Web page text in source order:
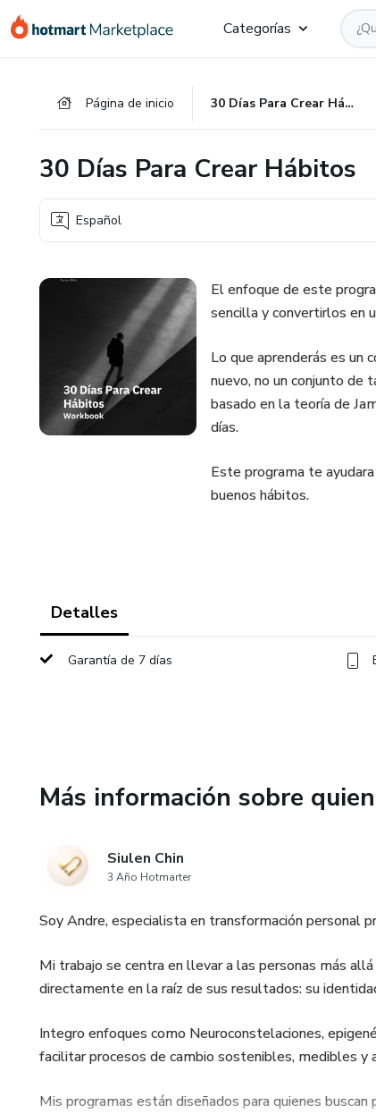
Categorías
Página de inicio 30 Días Para Crear Hábitos
30 Días Para Crear Hábitos
Español
El enfoque de este
sencilla y convertirlos en
Lo que aprenderás es un
nuevo, no un conjunto de
basado en la teoría de
días.
Este programa te
buenos hábitos.
Detalles
Garantía de 7 días
Más información sobre
Siulen Chin
3 Año Hotmarter
Soy Andre, especialista en transformación personal
Mi trabajo se centra en llevar a las personas más
directamente en la raíz de sus resultados: su
Integro enfoques como Neuroconstelaciones,
facilitar procesos de cambio sostenibles, medibles y
Mis programas están diseñados para quienes